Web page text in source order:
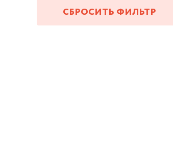
СБРОСИТЬ ФИЛЬТР